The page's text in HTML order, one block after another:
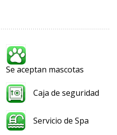
Se aceptan mascotas
Caja de seguridad
Servicio de Spa